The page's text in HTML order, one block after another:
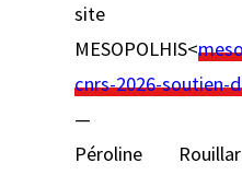
MESOPOLHIS<
cnrs-2026-soutien-
—
Péroline